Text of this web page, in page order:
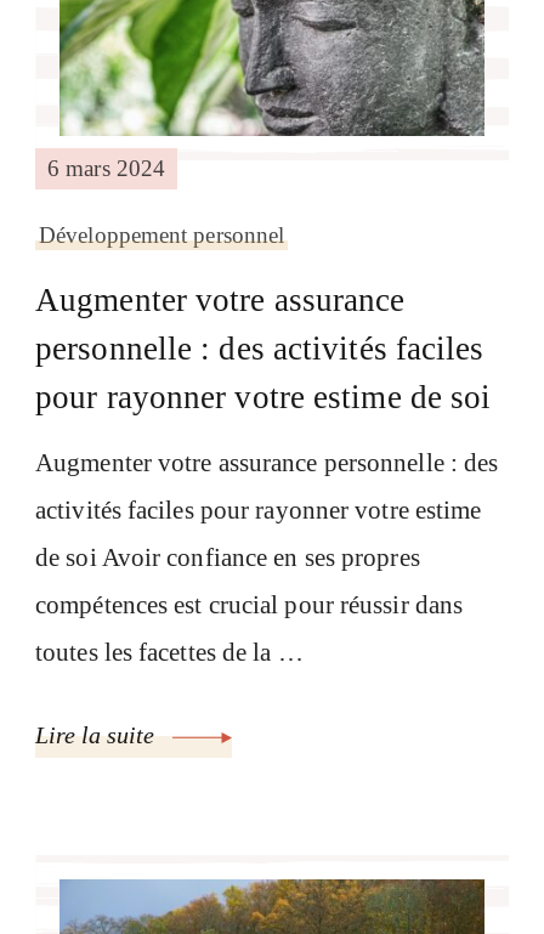
6 mars 2024
Développement personnel
Augmenter votre assurance
personnelle : des activités faciles
pour rayonner votre estime de soi
Augmenter votre assurance personnelle : des
activités faciles pour rayonner votre estime
de soi Avoir confiance en ses propres
compétences est crucial pour réussir dans
toutes les facettes de la …
Lire la suite